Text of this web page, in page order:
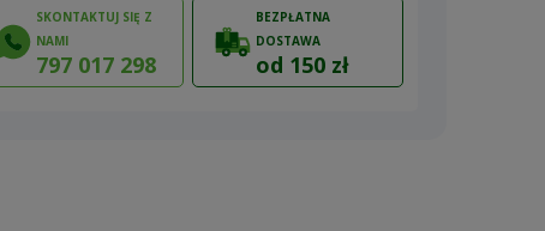
SKONTAKTUJ SIĘ Z
NAMI
797 017 298
BEZPŁATNA
DOSTAWA
od 150 zł